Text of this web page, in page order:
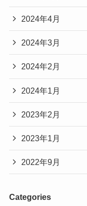
2024年4月
2024年3月
2024年2月
2024年1月
2023年2月
2023年1月
2022年9月
Categories